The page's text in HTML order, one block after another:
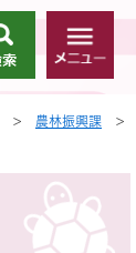
メ
ニ
ー
> 農林振興課
>